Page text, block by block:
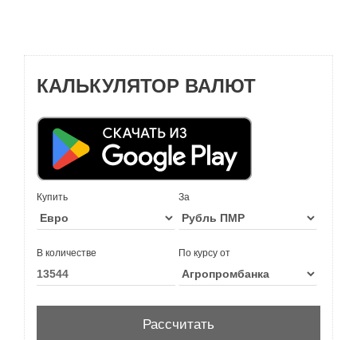
КАЛЬКУЛЯТОР ВАЛЮТ
Купить За
В количестве По курсу от